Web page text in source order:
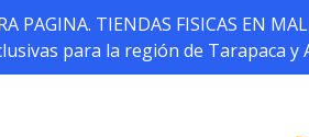
PAGINA. TIENDAS FISICAS EN
para la región de Tarapaca y